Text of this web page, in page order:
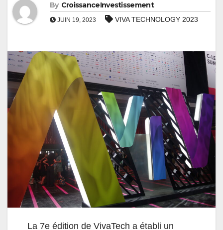
By CroissanceInvestissement
JUIN 19, 2023 VIVA TECHNOLOGY 2023
La 7e édition de VivaTech a établi un